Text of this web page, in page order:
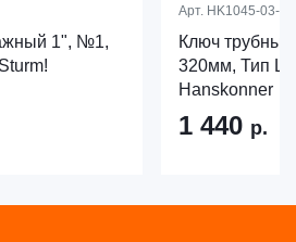
1", №1,
Арт. HK1045-03-P1
Ключ
320мм, Тип L
Hanskonner
1 440 р.